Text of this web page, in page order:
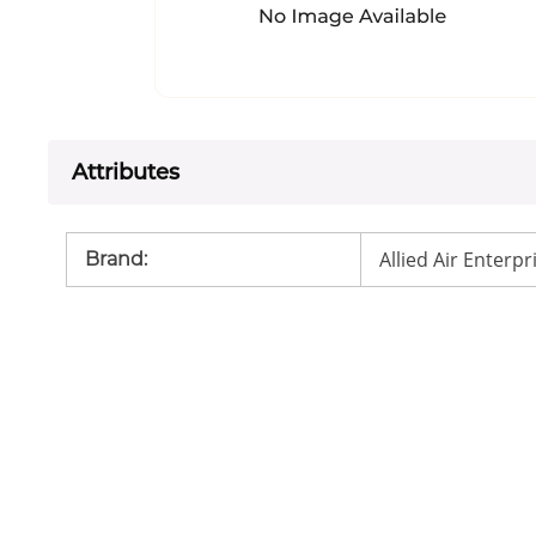
Attributes
Brand: Allied Air